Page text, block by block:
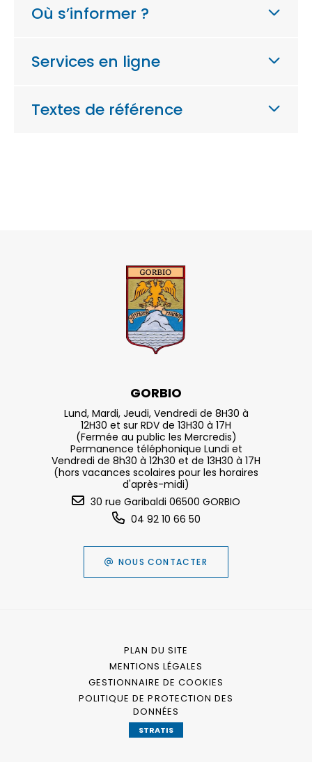
Où s’informer ?
Services en ligne
Textes de référence
GORBIO
Lund, Mardi, Jeudi, Vendredi de 8H30 à
12H30 et sur RDV de 13H30 à 17H
(Fermée au public les Mercredis)
Permanence téléphonique Lundi et
Vendredi de 8h30 à 12h30 et de 13H30 à 17H
(hors vacances scolaires pour les horaires
d'après-midi)
30 rue Garibaldi 06500 GORBIO
04 92 10 66 50
NOUS CONTACTER
PLAN DU SITE
MENTIONS LÉGALES
GESTIONNAIRE DE COOKIES
POLITIQUE DE PROTECTION DES
DONNÉES
STRATIS